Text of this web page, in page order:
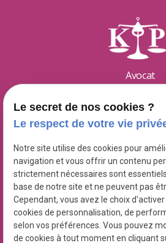
Avocat
Karine
Spécialiste en droit
place
16 rue
13001
phone 04 91
Le secret de nos cookies ?
Le respect de votre vie
Notre site utilise des cookies pour
navigation et vous offrir un contenu
strictement nécessaires sont
base de notre site et ne peuvent pas
Cependant, vous avez le choix
cookies de personnalisation, de
selon vos préférences. Vous pouvez
de cookies à tout moment en cliquant